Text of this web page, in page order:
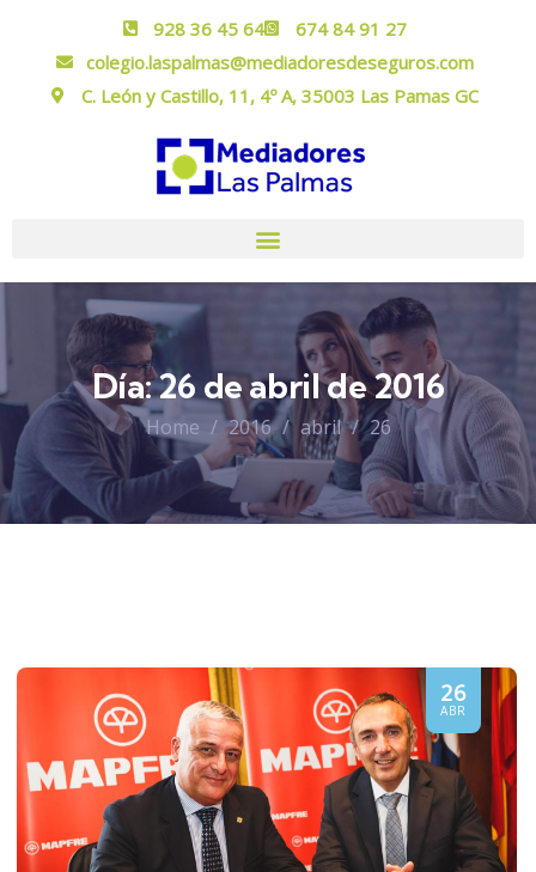
928 36 45 64
674 84 91 27
colegio.laspalmas@mediadoresdeseguros.com
C. León y Castillo, 11, 4º A, 35003 Las Pamas GC
Día:26 de abril de 2016
Home 2016 abril 26
26
ABR